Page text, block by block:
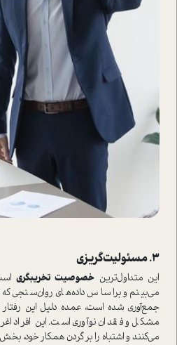
3. مسئولیت‌گریزی
این متداول‌ترینخصوصیت تخریبگری
جمع‌آوری شده ا‌ست، عمده دلیل این
مشکل و فقدان نوآوری ا‌ست. این افراد
می‌کنند و اشتباه را بر گردن همکار خود،